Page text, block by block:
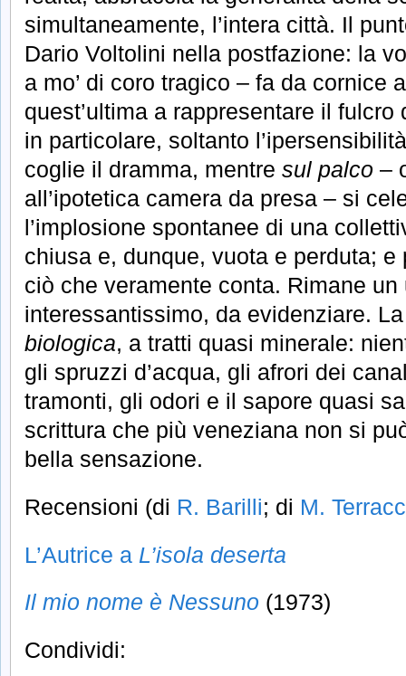
simultaneamente, l’intera città. Il
Dario Voltolini nella postfazione: la
a mo’ di coro tragico – fa da cornice
quest’ultima a rappresentare il
in particolare, soltanto
coglie il dramma, mentre sul palco –
all’ipotetica camera da presa – si
l’implosione spontanee di una
chiusa e, dunque, vuota e perduta;
ciò che veramente conta. Rimane
interessantissimo, da evidenziare.
biologica, a tratti quasi minerale:
gli spruzzi d’acqua, gli afrori dei
tramonti, gli odori e il sapore quasi
scrittura che più veneziana non si
bella sensazione.
Recensioni (di R. Barilli; di M.
L’Autrice a L’isola deserta
Il mio nome è Nessuno (1973)
Condividi: